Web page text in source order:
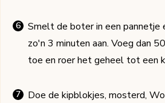
Smelt de boter in een pannetje
zo'n 3 minuten aan. Voeg dan
toe en roer het geheel tot een
Doe de kipblokjes, mosterd,